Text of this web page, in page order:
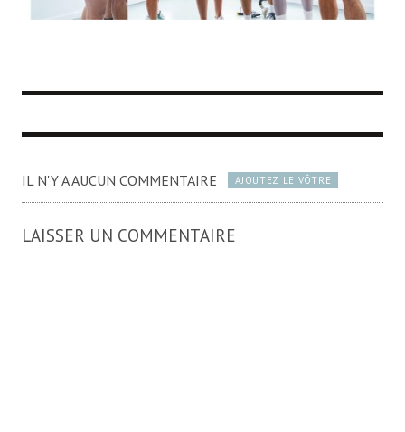
IL N'Y A AUCUN COMMENTAIRE AJOUTEZ LE VÔTRE
LAISSER UN COMMENTAIRE